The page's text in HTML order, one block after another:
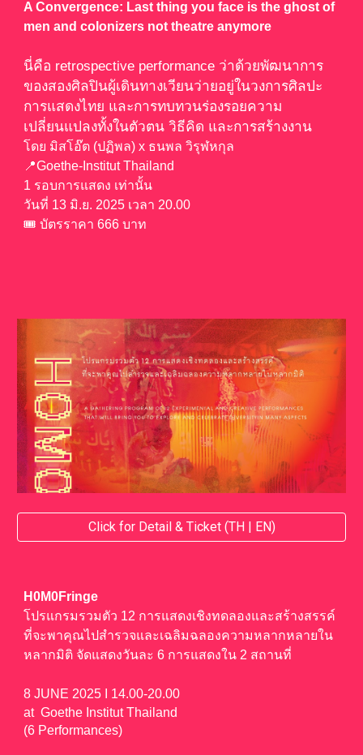
A Convergence: Last thing you face is the ghost of
men and colonizers not theatre anymore
นี่คือ retrospective performance ว่าด้วยพัฒนาการ
ของสองศิลปินผู้เดินทางเวียนว่ายอยู่ในวงการศิลปะ
การแสดงไทย และการทบทวนร่องรอยความ
เปลี่ยนแปลงทั้งในตัวตน วิธีคิด และการสร้างงาน
โดย มิสโอ๊ต (ปฏิพล) x ธนพล วิรุฬหกุล
📍Goethe-Institut Thailand
1 รอบการแสดง เท่านั้น
วันที่ 13 มิ.ย. 2025 เวลา 20.00
🎟️ บัตรราคา 666 บาท
Click for Detail & Ticket (TH | EN)
H0M0Fringe
โปรแกรมรวมตัว 12 การแสดงเชิงทดลองและสร้างสรรค์
ที่จะพาคุณไปสำรวจและเฉลิมฉลองความหลากหลายใน
หลากมิติ จัดแสดงวันละ 6 การแสดงใน 2 สถานที่
8 JUNE 2025 I 14.00-20.00
at Goethe Institut Thailand
(6 Performances)